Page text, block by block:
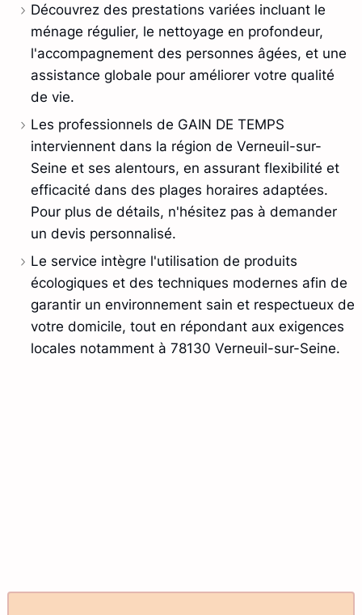
Découvrez des prestations variées incluant le
ménage régulier, le nettoyage en profondeur,
l'accompagnement des personnes âgées, et une
assistance globale pour améliorer votre qualité
de vie.
Les professionnels de GAIN DE TEMPS
interviennent dans la région de Verneuil-sur-
Seine et ses alentours, en assurant flexibilité et
efficacité dans des plages horaires adaptées.
Pour plus de détails, n'hésitez pas à demander
un devis personnalisé.
Le service intègre l'utilisation de produits
écologiques et des techniques modernes afin de
garantir un environnement sain et respectueux de
votre domicile, tout en répondant aux exigences
locales notamment à 78130 Verneuil-sur-Seine.